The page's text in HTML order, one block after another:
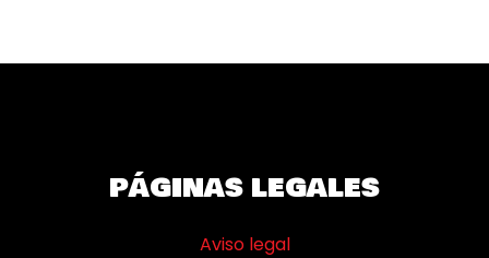
PÁGINAS LEGALES
Aviso legal